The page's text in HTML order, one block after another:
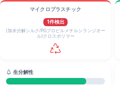
マイクロプラスチック
1件検出
(加水分解シルク/PGプロピルメチルシランジオー
ル)クロスポリマー
生分解性